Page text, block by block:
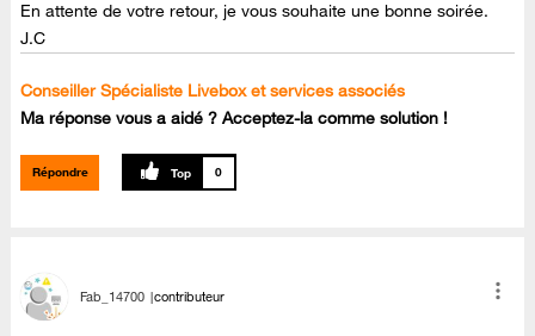
En attente de votre retour, je vous souhaite une bonne soirée.
J.C
Conseiller Spécialiste Livebox et services associés
Ma réponse vous a aidé ? Acceptez-la comme solution !
Répondre 0
Fab_14700 contributeur